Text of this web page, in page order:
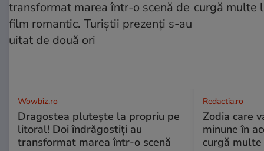
Wowbiz.ro
Dragostea plutește la propriu pe
litoral! Doi îndrăgostiți au
transformat marea într-o scenă
Redactia.ro
Zodia care
minune în
curgă